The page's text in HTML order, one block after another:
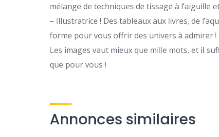
mélange de techniques de tissage à l’aiguille
– Illustratrice ! Des tableaux aux livres, de
forme pour vous offrir des univers à admirer !
Les images vaut mieux que mille mots, et il
que pour vous !
Annonces similaires